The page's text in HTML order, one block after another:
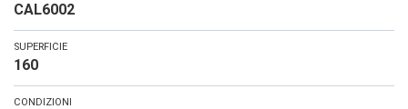
CAL6002
SUPERFICIE
160
CONDIZIONI